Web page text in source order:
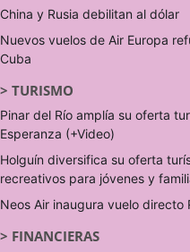
China y Rusia debilitan al dólar
Nuevos vuelos de Air Europa
Cuba
> TURISMO
Pinar del Río amplía su oferta
Esperanza (+Video)
Holguín diversifica su oferta
recreativos para jóvenes y
Neos Air inaugura vuelo directo
> FINANCIERAS